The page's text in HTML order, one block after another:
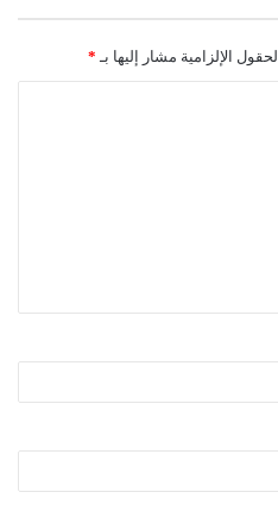
الحقول الإلزامية مشار إليها بـ *